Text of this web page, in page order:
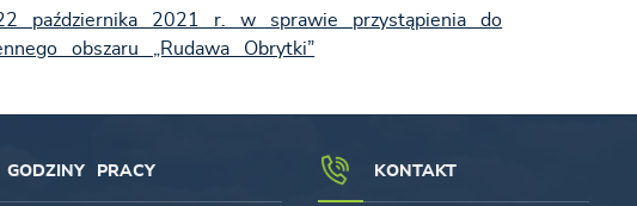
października 2021 r. w sprawie przystąpienia do
obszaru „Rudawa Obrytki”
GODZINY PRACY KONTAKT